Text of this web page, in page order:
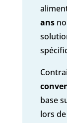
ans
base
lors